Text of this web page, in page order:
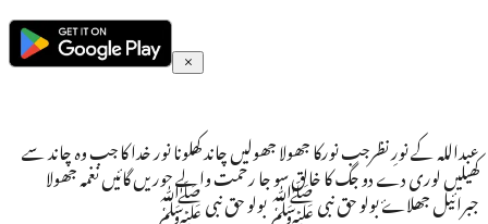
عبداللہ کے نورِ نظرجب نورکا جھولا جھولیں چاند کھلونا نور خدا کا جب وہ چاند سے
کھیلیں لوری دے دو جگ کا خالق سو جا رحمت والے حوریں گائیں نغمہ جھولا
جبرائیل جھلاۓ بولو حق نبی ﷺ بولو حق نبی ﷺ